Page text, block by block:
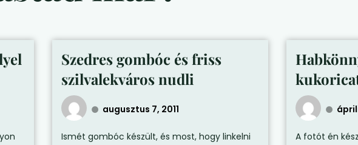
Szedres gombóc és friss
szilvalekváros nudli
augusztus 7, 2011
Ismét gombóc készült, és most, hogy linkelni
A fotót én